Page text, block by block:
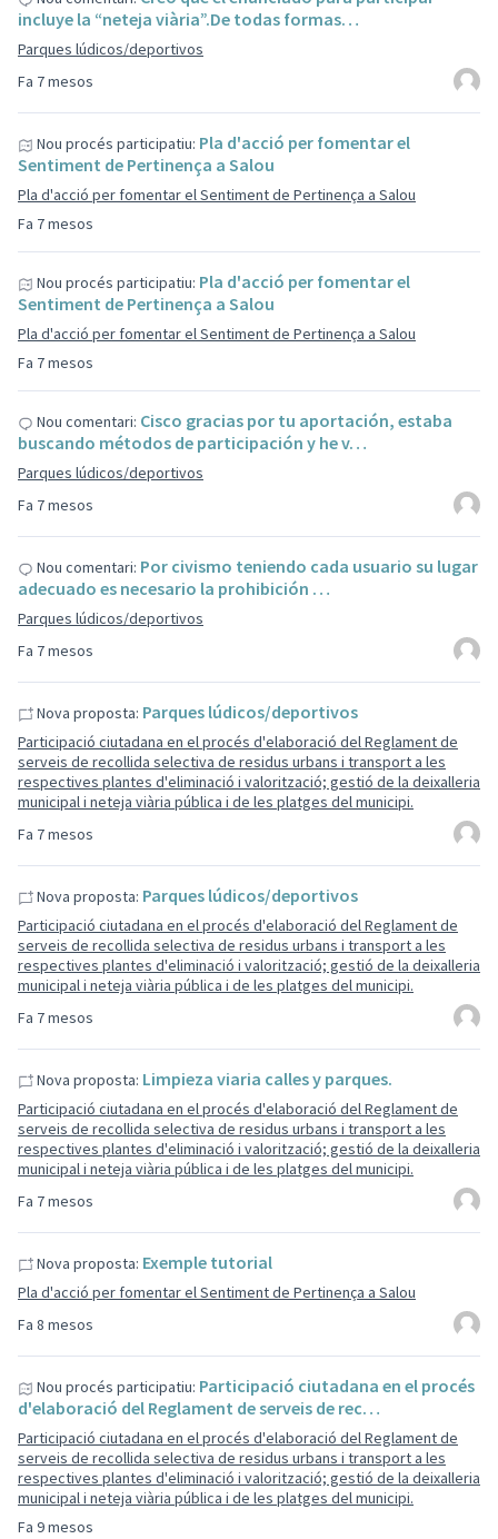
Fa 7 mesos
incluye la “neteja viària”.De todas formas…
Parques lúdicos/deportivos
Fa 7 mesos
Nou procés participatiu: Pla d'acció per fomentar el
Sentiment de Pertinença a Salou
Pla d'acció per fomentar el Sentiment de Pertinença a Salou
Fa 7 mesos
Nou procés participatiu: Pla d'acció per fomentar el
Sentiment de Pertinença a Salou
Pla d'acció per fomentar el Sentiment de Pertinença a Salou
Fa 7 mesos
Nou comentari: Cisco gracias por tu aportación, estaba
buscando métodos de participación y he v…
Parques lúdicos/deportivos
Fa 7 mesos
Nou comentari: Por civismo teniendo cada usuario su lugar
adecuado es necesario la prohibición …
Parques lúdicos/deportivos
Fa 7 mesos
Nova proposta: Parques lúdicos/deportivos
Participació ciutadana en el procés d'elaboració del Reglament de
serveis de recollida selectiva de residus urbans i transport a les
respectives plantes d'eliminació i valorització; gestió de la deixalleria
municipal i neteja viària pública i de les platges del municipi.
Fa 7 mesos
Nova proposta: Parques lúdicos/deportivos
Participació ciutadana en el procés d'elaboració del Reglament de
serveis de recollida selectiva de residus urbans i transport a les
respectives plantes d'eliminació i valorització; gestió de la deixalleria
municipal i neteja viària pública i de les platges del municipi.
Fa 7 mesos
Nova proposta: Limpieza viaria calles y parques.
Participació ciutadana en el procés d'elaboració del Reglament de
serveis de recollida selectiva de residus urbans i transport a les
respectives plantes d'eliminació i valorització; gestió de la deixalleria
municipal i neteja viària pública i de les platges del municipi.
Fa 8 mesos
Nova proposta: Exemple tutorial
Pla d'acció per fomentar el Sentiment de Pertinença a Salou
Fa 9 mesos
Nou procés participatiu: Participació ciutadana en el procés
d'elaboració del Reglament de serveis de rec…
Participació ciutadana en el procés d'elaboració del Reglament de
serveis de recollida selectiva de residus urbans i transport a les
respectives plantes d'eliminació i valorització; gestió de la deixalleria
municipal i neteja viària pública i de les platges del municipi.